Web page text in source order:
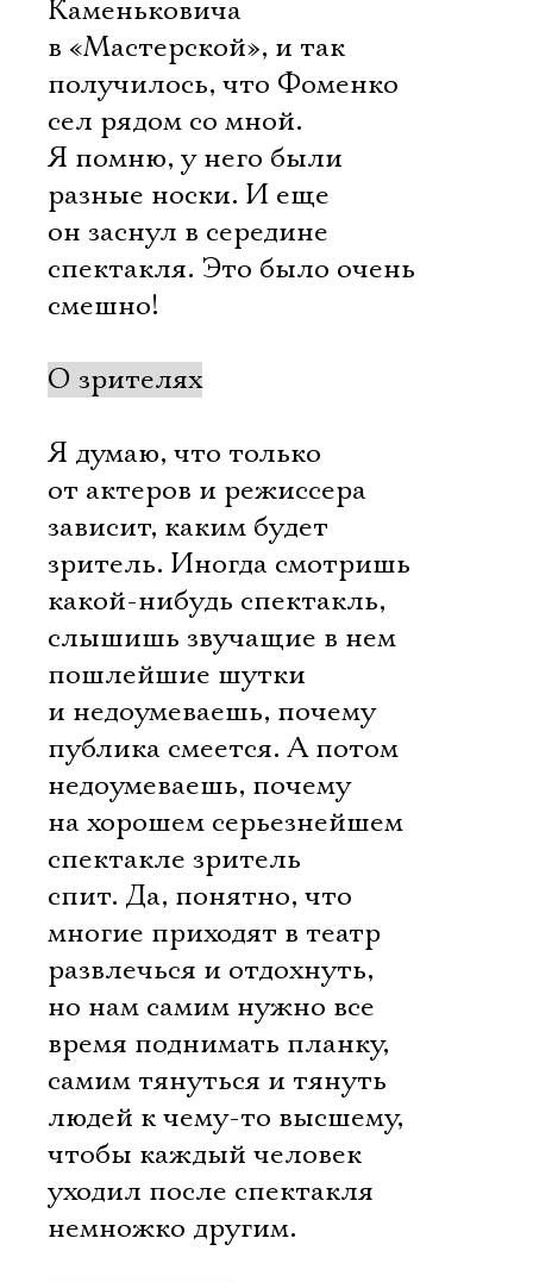
Каменьковича
в «Мастерской», и так
получилось, что Фоменко
сел рядом со мной.
Я помню, у него были
разные носки. И еще
он заснул в середине
спектакля. Это было очень
смешно!
О зрителях
Я думаю, что только
от актеров и режиссера
зависит, каким будет
зритель. Иногда смотришь
какой-нибудь спектакль,
слышишь звучащие в нем
пошлейшие шутки
и недоумеваешь, почему
публика смеется. А потом
недоумеваешь, почему
на хорошем серьезнейшем
спектакле зритель
спит. Да, понятно, что
многие приходят в театр
развлечься и отдохнуть,
но нам самим нужно все
время поднимать планку,
самим тянуться и тянуть
людей к чему-то высшему,
чтобы каждый человек
уходил после спектакля
немножко другим.